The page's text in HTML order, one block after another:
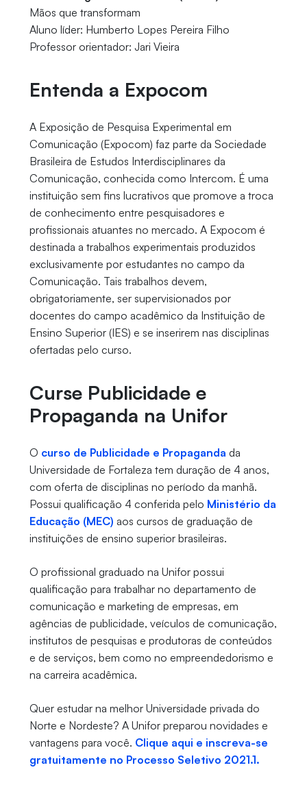
Mãos que transformam
Aluno líder: Humberto Lopes Pereira Filho
Professor orientador: Jari Vieira
Entenda a Expocom
A Exposição de Pesquisa Experimental em
Comunicação (Expocom) faz parte da Sociedade
Brasileira de Estudos Interdisciplinares da
Comunicação, conhecida como Intercom. É uma
instituição sem fins lucrativos que promove a troca
de conhecimento entre pesquisadores e
profissionais atuantes no mercado. A Expocom é
destinada a trabalhos experimentais produzidos
exclusivamente por estudantes no campo da
Comunicação. Tais trabalhos devem,
obrigatoriamente, ser supervisionados por
docentes do campo acadêmico da Instituição de
Ensino Superior (IES) e se inserirem nas disciplinas
ofertadas pelo curso.
Curse Publicidade e
Propaganda na Unifor
O curso de Publicidade e Propaganda da
Universidade de Fortaleza tem duração de 4 anos,
com oferta de disciplinas no período da manhã.
Possui qualificação 4 conferida pelo Ministério da
Educação (MEC) aos cursos de graduação de
instituições de ensino superior brasileiras.
O profissional graduado na Unifor possui
qualificação para trabalhar no departamento de
comunicação e marketing de empresas, em
agências de publicidade, veículos de comunicação,
institutos de pesquisas e produtoras de conteúdos
e de serviços, bem como no empreendedorismo e
na carreira acadêmica.
Quer estudar na melhor Universidade privada do
Norte e Nordeste? A Unifor preparou novidades e
vantagens para você. Clique aqui e inscreva-se
gratuitamente no Processo Seletivo 2021.1.